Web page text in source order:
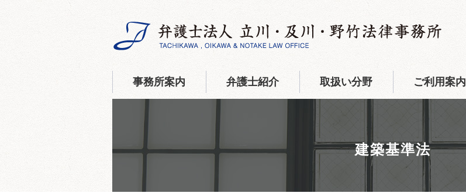
事務所案内 弁護士紹介 取扱い分野 ご利用案内
建築基準法